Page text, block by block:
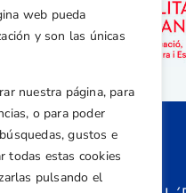
web pueda
y son las únicas
nuestra página, para
o para poder
gustos e
todas estas cookies
pulsando el
Dirección